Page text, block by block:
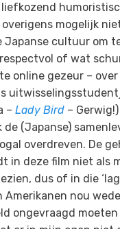
mogelijk
cultuur om te
of wat
online gezeur –
– Lady Bird –
(Japanse)
overdreven. De
in deze film niet als
dus of in die
Amerikanen nou
ongevraagd moeten